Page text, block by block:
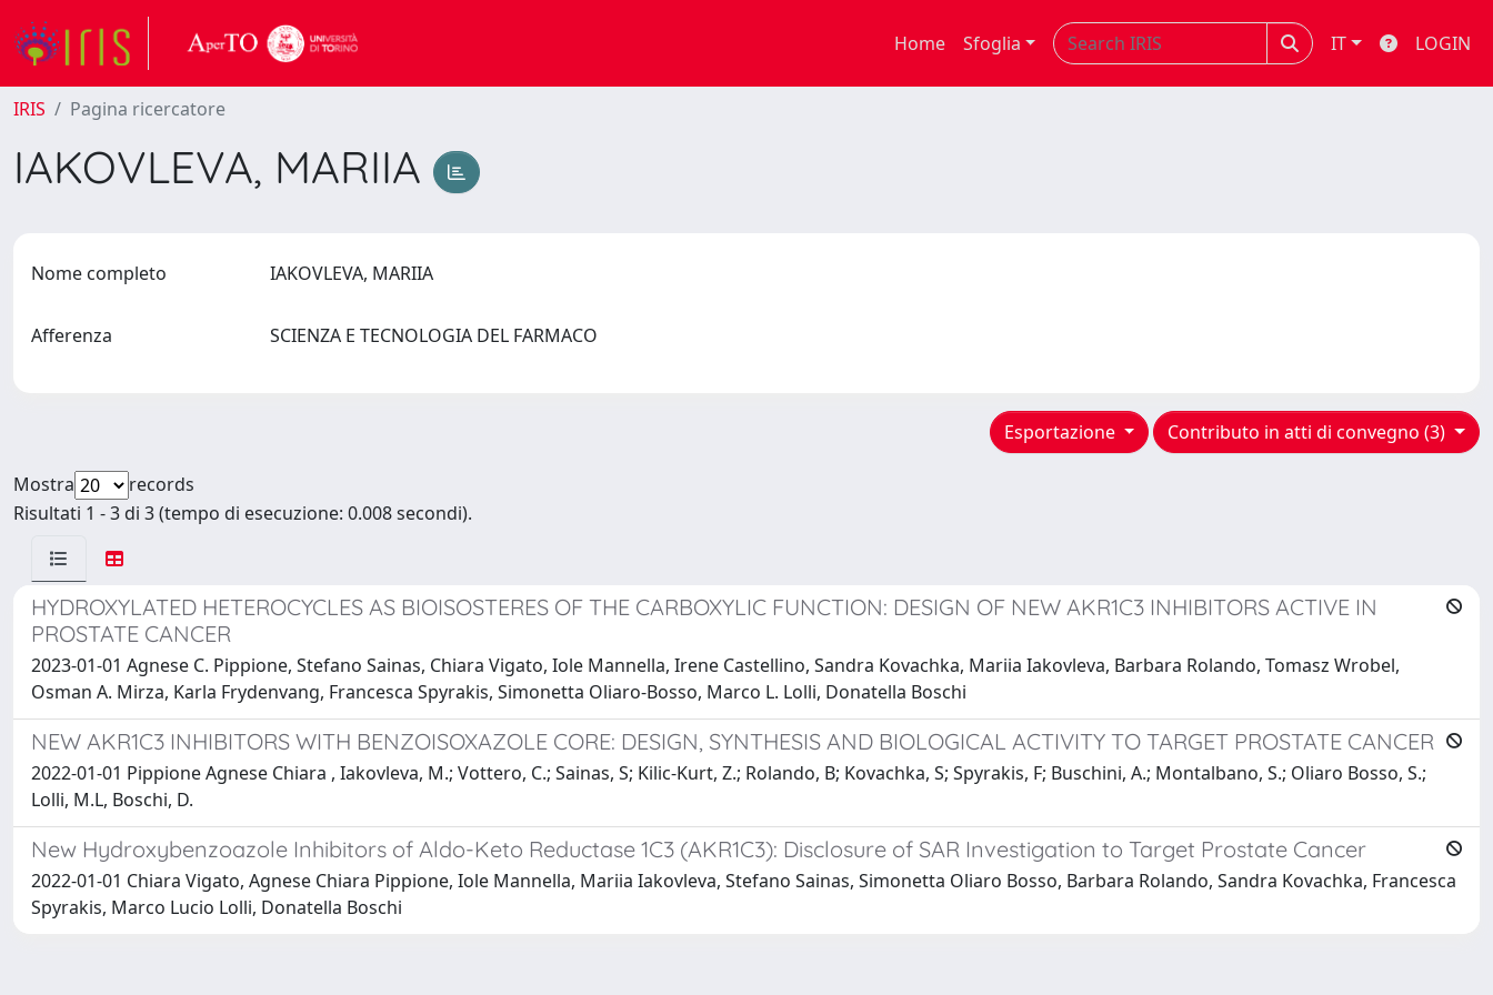
Home Sfoglia IT LOGIN
IRIS Pagina ricercatore
IAKOVLEVA, MARIIA
Nome completo IAKOVLEVA, MARIIA
Afferenza SCIENZA E TECNOLOGIA DEL FARMACO
Contributo in atti di convegno (3)
Esportazione
Mostra
records
Risultati 1 - 3 di 3 (tempo di esecuzione: 0.008 secondi).
HYDROXYLATED HETEROCYCLES AS BIOISOSTERES OF THE CARBOXYLIC FUNCTION: DESIGN OF NEW AKR1C3 INHIBITORS ACTIVE IN
PROSTATE CANCER
2023-01-01 Agnese C. Pippione, Stefano Sainas, Chiara Vigato, Iole Mannella, Irene Castellino, Sandra Kovachka, Mariia Iakovleva, Barbara Rolando, Tomasz Wrobel,
Osman A. Mirza, Karla Frydenvang, Francesca Spyrakis, Simonetta Oliaro-Bosso, Marco L. Lolli, Donatella Boschi
NEW AKR1C3 INHIBITORS WITH BENZOISOXAZOLE CORE: DESIGN, SYNTHESIS AND BIOLOGICAL ACTIVITY TO TARGET PROSTATE CANCER
2022-01-01 Pippione Agnese Chiara , Iakovleva, M.; Vottero, C.; Sainas, S; Kilic-Kurt, Z.; Rolando, B; Kovachka, S; Spyrakis, F; Buschini, A.; Montalbano, S.; Oliaro Bosso, S.;
Lolli, M.L, Boschi, D.
New Hydroxybenzoazole Inhibitors of Aldo-Keto Reductase 1C3 (AKR1C3): Disclosure of SAR Investigation to Target Prostate Cancer
2022-01-01 Chiara Vigato, Agnese Chiara Pippione, Iole Mannella, Mariia Iakovleva, Stefano Sainas, Simonetta Oliaro Bosso, Barbara Rolando, Sandra Kovachka, Francesca
Spyrakis, Marco Lucio Lolli, Donatella Boschi